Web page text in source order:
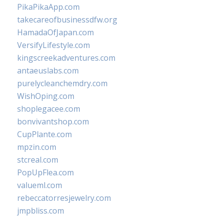
PikaPikaApp.com
takecareofbusinessdfw.org
HamadaOfJapan.com
VersifyLifestyle.com
kingscreekadventures.com
antaeuslabs.com
purelycleanchemdry.com
WishOping.com
shoplegacee.com
bonvivantshop.com
CupPlante.com
mpzin.com
stcreal.com
PopUpFlea.com
valueml.com
rebeccatorresjewelry.com
jmpbliss.com